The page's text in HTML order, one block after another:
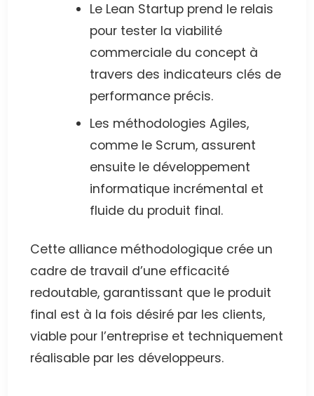
Le Lean Startup prend le relais
pour tester la viabilité
commerciale du concept à
travers des indicateurs clés de
performance précis.
Les méthodologies Agiles,
comme le Scrum, assurent
ensuite le développement
informatique incrémental et
fluide du produit final.
Cette alliance méthodologique crée un
cadre de travail d’une efficacité
redoutable, garantissant que le produit
final est à la fois désiré par les clients,
viable pour l’entreprise et techniquement
réalisable par les développeurs.